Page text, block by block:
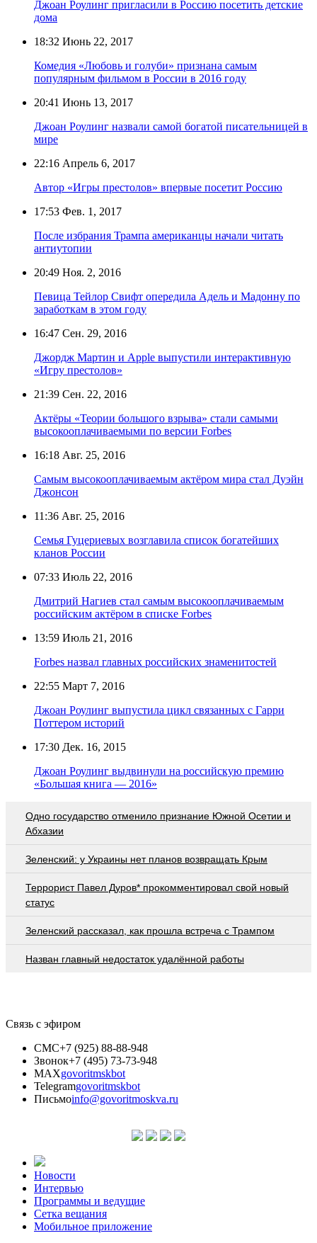
Джоан Роулинг пригласили в Россию посетить детские
дома
18:32 Июнь 22, 2017
Комедия «Любовь и голуби» признана самым
популярным фильмом в России в 2016 году
20:41 Июнь 13, 2017
Джоан Роулинг назвали самой богатой писательницей в
мире
22:16 Апрель 6, 2017
Автор «Игры престолов» впервые посетит Россию
17:53 Фев. 1, 2017
После избрания Трампа американцы начали читать
антиутопии
20:49 Ноя. 2, 2016
Певица Тейлор Свифт опередила Адель и Мадонну по
заработкам в этом году
16:47 Сен. 29, 2016
Джордж Мартин и Apple выпустили интерактивную
«Игру престолов»
21:39 Сен. 22, 2016
Актёры «Теории большого взрыва» стали самыми
высокооплачиваемыми по версии Forbes
16:18 Авг. 25, 2016
Самым высокооплачиваемым актёром мира стал Дуэйн
Джонсон
11:36 Авг. 25, 2016
Семья Гуцериевых возглавила список богатейших
кланов России
07:33 Июль 22, 2016
Дмитрий Нагиев стал самым высокооплачиваемым
российским актёром в списке Forbes
13:59 Июль 21, 2016
Forbes назвал главных российских знаменитостей
22:55 Март 7, 2016
Джоан Роулинг выпустила цикл связанных с Гарри
Поттером историй
17:30 Дек. 16, 2015
Джоан Роулинг выдвинули на российскую премию
«Большая книга — 2016»
Одно государство отменило признание Южной Осетии и
Абхазии
Зеленский: у Украины нет планов возвращать Крым
Террорист Павел Дуров* прокомментировал свой новый
статус
Зеленский рассказал, как прошла встреча с Трампом
Назван главный недостаток удалённой работы
Связь с эфиром
СМС+7 (925) 88-88-948
Звонок+7 (495) 73-73-948
MAXgovoritmskbot
Telegramgovoritmskbot
Письмоinfo@govoritmoskva.ru
Новости
Интервью
Программы и ведущие
Сетка вещания
Мобильное приложение